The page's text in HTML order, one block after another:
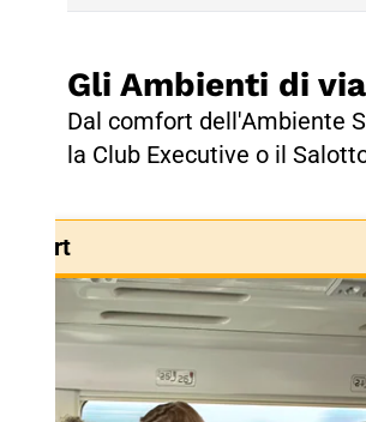
Gli Ambienti di
Dal comfort dell'Ambiente
la Club Executive o il
Smart